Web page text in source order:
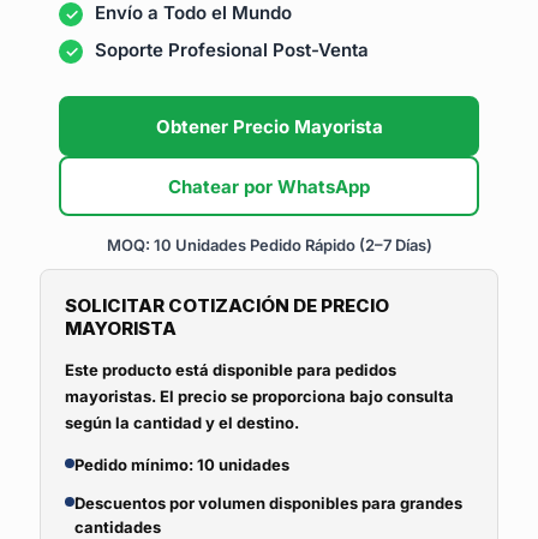
Envío a Todo el Mundo
Soporte Profesional Post-Venta
Obtener Precio Mayorista
Chatear por WhatsApp
MOQ: 10 Unidades Pedido Rápido (2–7 Días)
SOLICITAR COTIZACIÓN DE PRECIO
MAYORISTA
Este producto está disponible para pedidos
mayoristas. El precio se proporciona bajo consulta
según la cantidad y el destino.
Pedido mínimo: 10 unidades
Descuentos por volumen disponibles para grandes
cantidades